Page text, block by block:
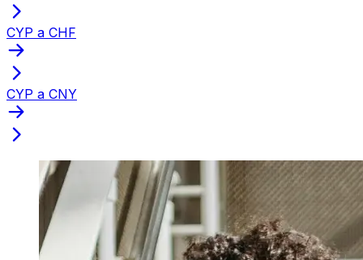
CYP a CHF
CYP a CNY